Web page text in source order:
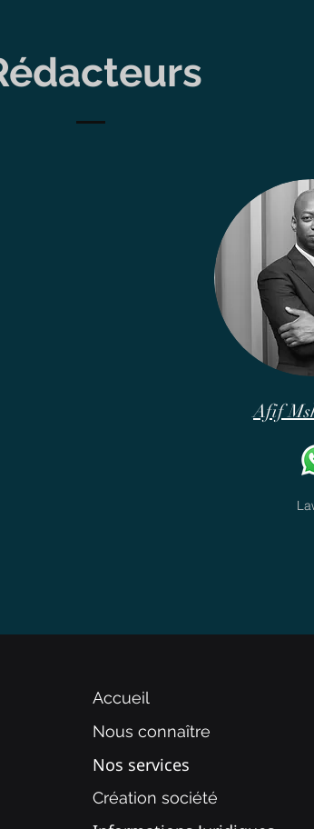
Afif
Accueil
Nous connaître
Nos services
Création société